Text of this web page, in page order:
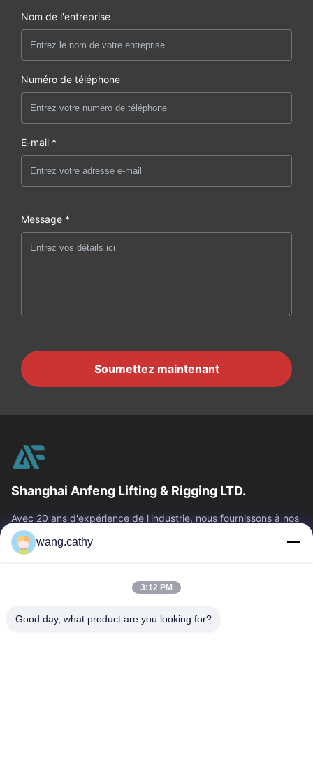
Nom de l'entreprise
Numéro de téléphone
E-mail *
Message *
Soumettez maintenant
Shanghai Anfeng Lifting & Rigging LTD.
Avec 20 ans d'expérience de l'industrie, nous fournissons à nos
clients les produits de la meilleure qualité de levage et de
calage et les...
Liens Rapides
Produits
Vidéos
Au Sujet De Nous
wang.cathy
3:12 PM
Good day, what product are you looking for?